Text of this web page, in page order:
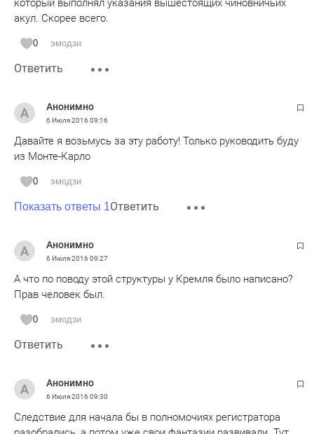
который выполнял указания вышестоящих чиновничьих
акул. Скорее всего.
0 эмодзи
Ответить
Анонимно
6 Июля 2016 09:16
Давайте я возьмусь за эту работу! Только руководить буду
из Монте-Карло
0 эмодзи
Показать ответы 1Ответить
Анонимно
6 Июля 2016 09:27
А что по поводу этой структуры у Кремля было написано?
Прав человек был.
0 эмодзи
Ответить
Анонимно
6 Июля 2016 09:30
Следствие для начала бы в полномочиях регистратора